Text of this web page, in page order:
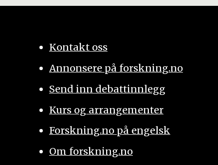
Kontakt oss
Annonsere på forskning.no
Send inn debattinnlegg
Kurs og arrangementer
Forskning.no på engelsk
Om forskning.no